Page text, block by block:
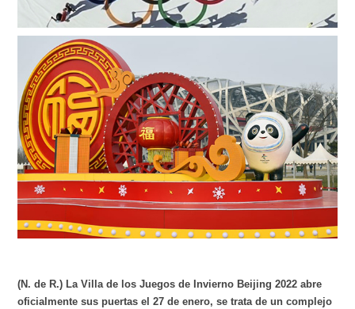
(N. de R.) La Villa de los Juegos de Invierno Beijing 2022 abre
oficialmente sus puertas el 27 de enero, se trata de un complejo